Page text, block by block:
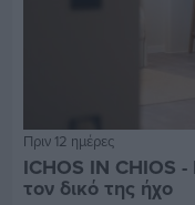
Πριν 12 ημέρες
ICHOS IN CHIOS
τον δικό της ήχο